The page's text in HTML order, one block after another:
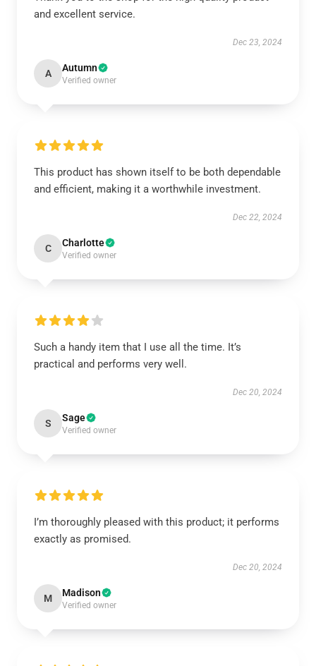
and excellent service.
Dec 23, 2024
A Autumn
Verified owner
This product has shown itself to be both dependable
and efficient, making it a worthwhile investment.
Dec 22, 2024
C Charlotte
Verified owner
Such a handy item that I use all the time. It’s
practical and performs very well.
Dec 20, 2024
S Sage
Verified owner
I’m thoroughly pleased with this product; it performs
exactly as promised.
Dec 20, 2024
M Madison
Verified owner